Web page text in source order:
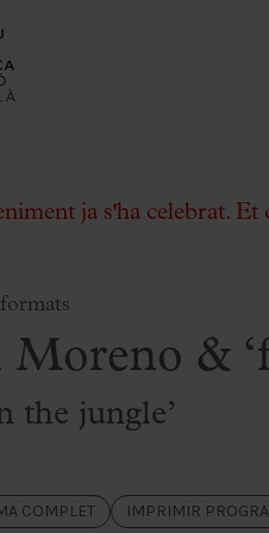
ja s'ha celebrat.
&
the jungle’
COMPLET IMPRIMIR